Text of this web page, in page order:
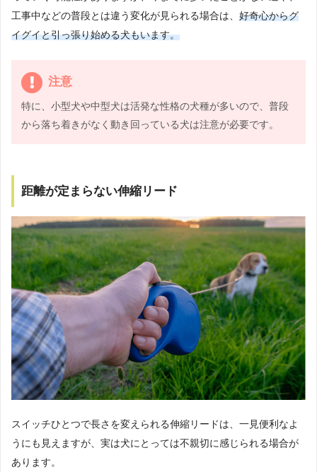
工事中などの普段とは違う変化が見られる場合は、 好奇心からグ
イグイと引っ張り始める犬もいます。
注意
特に、小型犬や中型犬は活発な性格の犬種が多いので、普段
から落ち着きがなく動き回っている犬は注意が必要です。
距離が定まらない伸縮リード
スイッチひとつで長さを変えられる伸縮リードは、一見便利なよ
うにも見えますが、実は犬にとっては不親切に感じられる場合が
あります。